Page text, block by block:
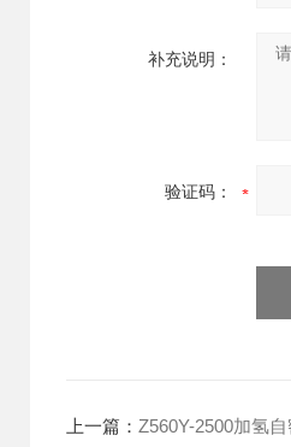
补充说明：
验证码：
上一篇： Z560Y-2500加氢